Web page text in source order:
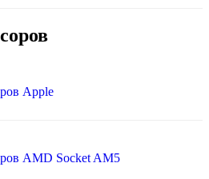
Apple
AMD Socket AM5